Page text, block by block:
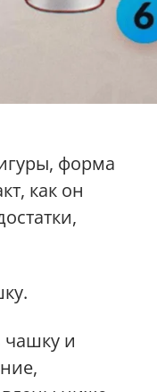
форма
как он
чашку и